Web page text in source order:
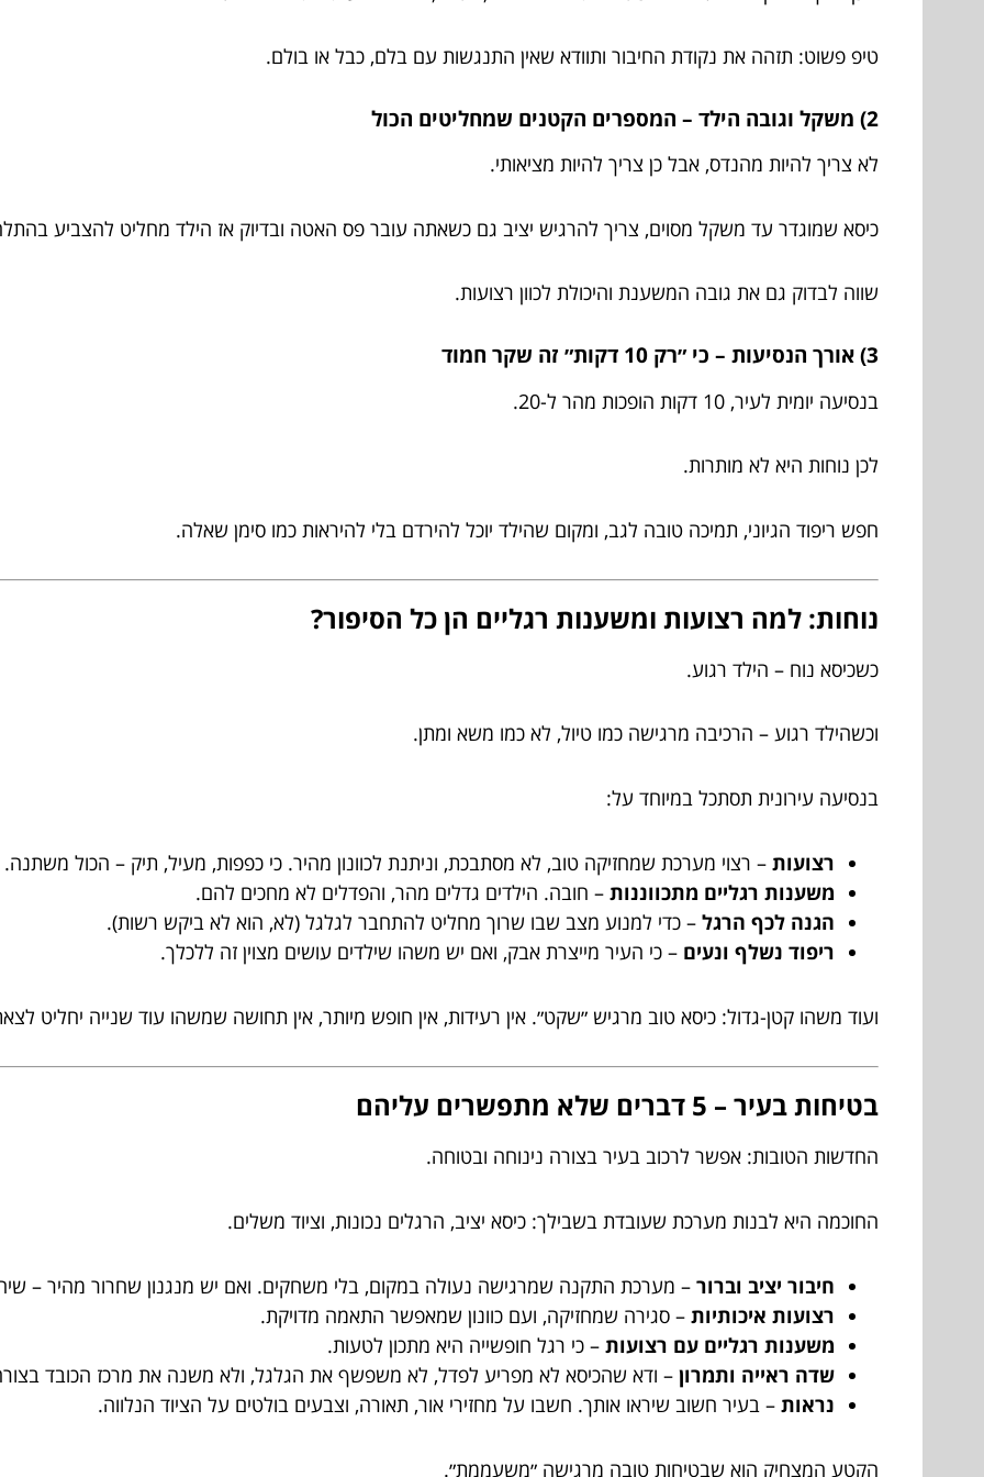
טיפ פשוט: תזהה את נקודת החיבור ותוודא שאין התנגשות עם בלם, כבל או בולם.
2) משקל וגובה הילד – המספרים הקטנים שמחליטים הכול
לא צריך להיות מהנדס, אבל כן צריך להיות מציאותי.
כיסא שמוגדר עד משקל מסוים, צריך להרגיש יציב גם כשאתה עובר פס האטה ובדיוק אז הילד מחליט להצביע
שווה לבדוק גם את גובה המשענת והיכולת לכוון רצועות.
3) אורך הנסיעות – כי ״רק 10 דקות״ זה שקר חמוד
בנסיעה יומית לעיר, 10 דקות הופכות מהר ל-20.
לכן נוחות היא לא מותרות.
חפש ריפוד הגיוני, תמיכה טובה לגב, ומקום שהילד יוכל להירדם בלי להיראות כמו סימן שאלה.
נוחות: למה רצועות ומשענות רגליים הן כל הסיפור?
כשכיסא נוח – הילד רגוע.
וכשהילד רגוע – הרכיבה מרגישה כמו טיול, לא כמו משא ומתן.
בנסיעה עירונית תסתכל במיוחד על:
רצועות – רצוי מערכת שמחזיקה טוב, לא מסתבכת, וניתנת לכוונון מהיר. כי כפפות, מעיל, תיק – הכול משתנה.
משענות רגליים מתכווננות – חובה. הילדים גדלים מהר, והפדלים לא מחכים להם.
הגנה לכף הרגל – כדי למנוע מצב שבו שרוך מחליט להתחבר לגלגל (לא, הוא לא ביקש רשות).
ריפוד נשלף ונעים – כי העיר מייצרת אבק, ואם יש משהו שילדים עושים מצוין זה ללכלך.
ועוד משהו קטן-גדול: כיסא טוב מרגיש ״שקט״. אין רעידות, אין חופש מיותר, אין תחושה שמשהו עוד שנייה יחליט
בטיחות בעיר – 5 דברים שלא מתפשרים עליהם
החדשות הטובות: אפשר לרכוב בעיר בצורה נינוחה ובטוחה.
החוכמה היא לבנות מערכת שעובדת בשבילך: כיסא יציב, הרגלים נכונות, וציוד משלים.
חיבור יציב וברור – מערכת התקנה שמרגישה נעולה במקום, בלי משחקים. ואם יש מנגנון שחרור מהיר –
רצועות איכותיות – סגירה שמחזיקה, ועם כוונון שמאפשר התאמה מדויקת.
משענות רגליים עם רצועות – כי רגל חופשייה היא מתכון לטעות.
שדה ראייה ותמרון – ודא שהכיסא לא מפריע לפדל, לא משפשף את הגלגל, ולא משנה את מרכז הכובד בצורה
נראות – בעיר חשוב שיראו אותך. חשבו על מחזירי אור, תאורה, וצבעים בולטים על הציוד הנלווה.
הקטע המצחיק הוא שבטיחות טובה מרגישה ״משעממת״.